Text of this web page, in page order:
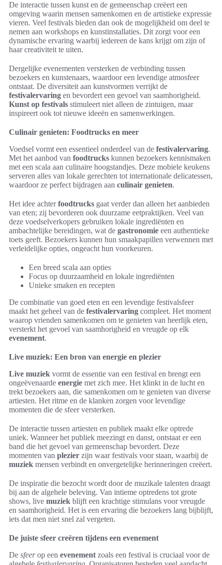
De interactie tussen kunst en de gemeenschap creëert een
omgeving waarin mensen samenkomen en de artistieke expressie
vieren. Veel festivals bieden dan ook de mogelijkheid om deel te
nemen aan workshops en kunstinstallaties. Dit zorgt voor een
dynamische ervaring waarbij iedereen de kans krijgt om zijn of
haar creativiteit te uiten.
Dergelijke evenementen versterken de verbinding tussen
bezoekers en kunstenaars, waardoor een levendige atmosfeer
ontstaat. De diversiteit aan kunstvormen verrijkt de
festivalervaring en bevordert een gevoel van saamhorigheid.
Kunst op festivals stimuleert niet alleen de zintuigen, maar
inspireert ook tot nieuwe ideeën en samenwerkingen.
Culinair genieten: Foodtrucks en meer
Voedsel vormt een essentieel onderdeel van de festivalervaring.
Met het aanbod van foodtrucks kunnen bezoekers kennismaken
met een scala aan culinaire hoogstandjes. Deze mobiele keukens
serveren alles van lokale gerechten tot internationale delicatessen,
waardoor ze perfect bijdragen aan culinair genieten.
Het idee achterfoodtrucks gaat verder dan alleen het aanbieden
van eten; zij bevorderen ook duurzame eetpraktijken. Veel van
deze voedselverkopers gebruiken lokale ingrediënten en
ambachtelijke bereidingen, wat de gastronomie een authentieke
toets geeft. Bezoekers kunnen hun smaakpapillen verwennen met
verleidelijke opties, ongeacht hun voorkeuren.
Een breed scala aan opties
Focus op duurzaamheid en lokale ingrediënten
Unieke smaken en recepten
De combinatie van goed eten en een levendige festivalsfeer
maakt het geheel van de festivalervaring compleet. Het moment
waarop vrienden samenkomen om te genieten van heerlijk eten,
versterkt het gevoel van saamhorigheid en vreugde op elk
evenement.
Live muziek: Een bron van energie en plezier
Live muziek vormt de essentie van een festival en brengt een
ongeëvenaarde energie met zich mee. Het klinkt in de lucht en
trekt bezoekers aan, die samenkomen om te genieten van diverse
artiesten. Het ritme en de klanken zorgen voor levendige
momenten die de sfeer versterken.
De interactie tussen artiesten en publiek maakt elke optrede
uniek. Wanneer het publiek meezingt en danst, ontstaat er een
band die het gevoel van gemeenschap bevordert. Deze
momenten van plezier zijn waar festivals voor staan, waarbij de
muziek mensen verbindt en onvergetelijke herinneringen creëert.
De inspiratie die bezocht wordt door de muzikale talenten draagt
bij aan de algehele beleving. Van intieme optredens tot grote
shows, live muziek blijft een krachtige stimulans voor vreugde
en saamhorigheid. Het is een ervaring die bezoekers lang bijblijft,
iets dat men niet snel zal vergeten.
De juiste sfeer creëren tijdens een evenement
De sfeerop een evenement zoals een festival is cruciaal voor de